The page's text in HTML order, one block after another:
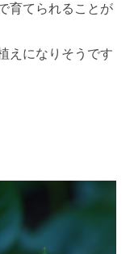
育てられることが
えになりそうです